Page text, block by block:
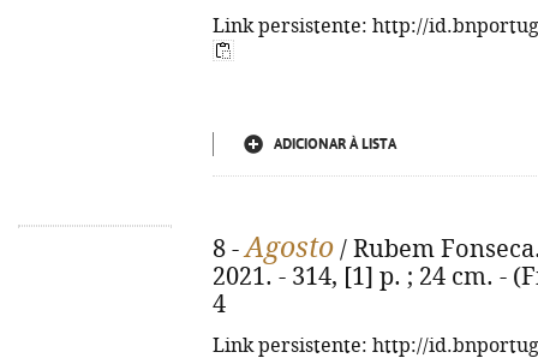
Link persistente: http://
ADICIONAR À LISTA
8 -Agosto / Rubem
2021. - 314, [1] p. ; 24 cm. -
4
Link persistente: http://